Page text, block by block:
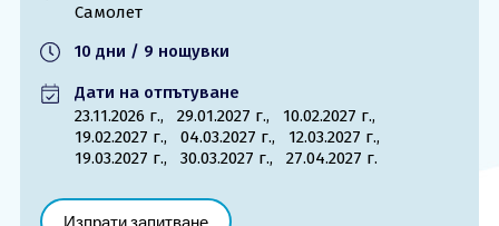
Банкова сметка
Политика за
0879 990 698 Запитване
Самолет
10 дни / 9 нощувки
Дати на отпътуване
23.11.2026 г., 29.01.2027 г., 10.02.2027 г.,
19.02.2027 г., 04.03.2027 г., 12.03.2027 г.,
19.03.2027 г., 30.03.2027 г., 27.04.2027 г.
Изпрати запитване